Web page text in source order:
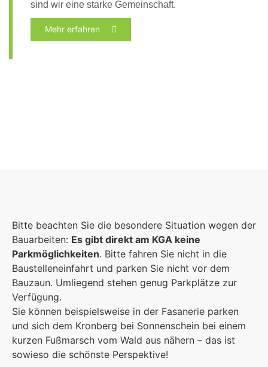
sind wir eine starke Gemeinschaft.
Mehr erfahren
Bitte beachten Sie die besondere Situation wegen der
Bauarbeiten: Es gibt direkt am KGA keine
Parkmöglichkeiten. Bitte fahren Sie nicht in die
Baustelleneinfahrt und parken Sie nicht vor dem
Bauzaun. Umliegend stehen genug Parkplätze zur
Verfügung.
Sie können beispielsweise in der Fasanerie parken
und sich dem Kronberg bei Sonnenschein bei einem
kurzen Fußmarsch vom Wald aus nähern – das ist
sowieso die schönste Perspektive!